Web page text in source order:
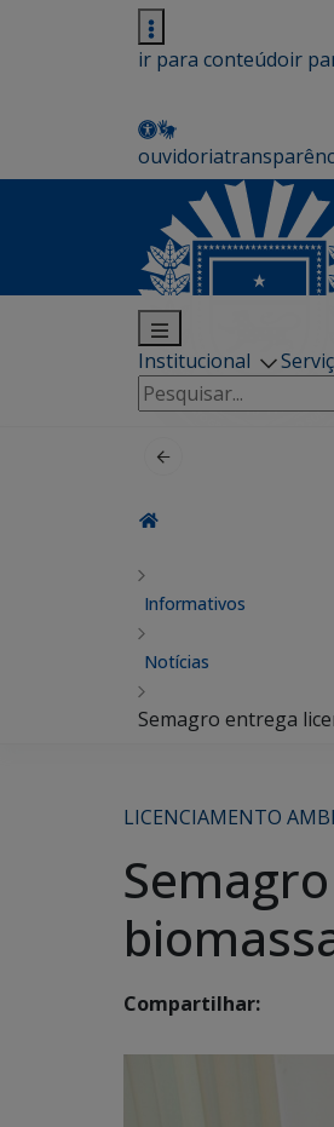
ir para conteúdoir
ouvidoria
Institucional
Pesquisar
por:
Informativos
Notícias
Semagro entrega
LICENCIAMENTO
Compartilhar: